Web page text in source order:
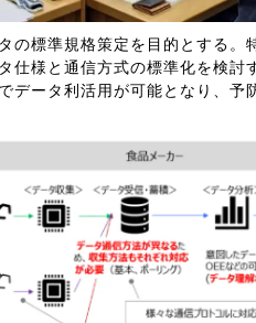
の標準規格策定を目的とする。
様と通信方式の標準化を検討
データ利活用が可能となり、予